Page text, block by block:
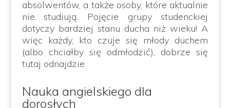
absolwentów, a także osoby, które aktualnie
nie studiują. Pojęcie grupy studenckiej
dotyczy bardziej stanu ducha niż wieku! A
więc każdy, kto czuje się młody duchem
(albo chciałby się odmłodzić), dobrze się
tutaj odnajdzie.
Nauka angielskiego dla
dorosłych